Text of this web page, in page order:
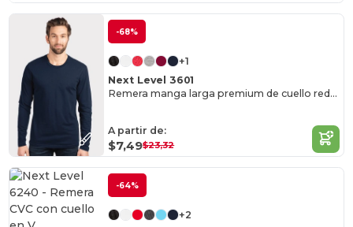
-68%
+1
Next Level 3601
Remera manga larga premium de cuello redondo
A partir de:
$7,49$23,32
-64%
+2